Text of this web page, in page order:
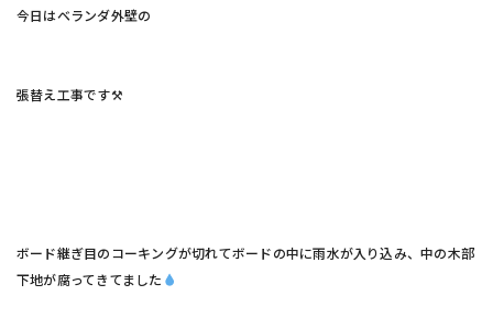
今日はベランダ外壁の
張替え工事です⚒
ボード継ぎ目のコーキングが切れてボードの中に雨水が入り込み、中の木部
下地が腐ってきてました